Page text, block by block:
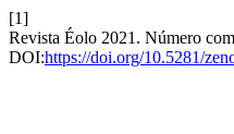
[1]
Revista Éolo 2021. Número
DOI:https://doi.org/10.5281/